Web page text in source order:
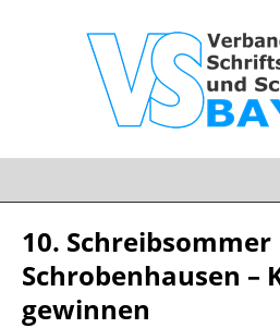
10. Schreibsommer
Schrobenhausen –
gewinnen